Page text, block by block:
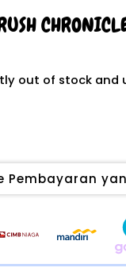
out of stock and
Pembayaran